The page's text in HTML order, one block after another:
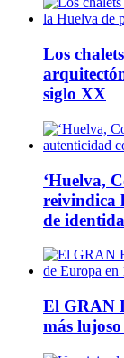
Los
siglo XX
‘Huelva,
reivindica
de
El GRAN
más